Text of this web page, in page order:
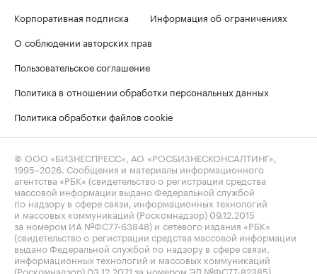
Корпоративная подписка
Информация об ограничениях
О соблюдении авторских прав
Пользовательское соглашение
Политика в отношении обработки персональных данных
Политика обработки файлов cookie
© ООО «БИЗНЕСПРЕСС», АО «РОСБИЗНЕСКОНСАЛТИНГ»,
1995–2026 . Сообщения и материалы информационного
агентства «РБК» (свидетельство о регистрации средства
массовой информации выдано Федеральной службой
по надзору в сфере связи, информационных технологий
и массовых коммуникаций (Роскомнадзор) 09.12.2015
за номером ИА №ФС77-63848) и сетевого издания «РБК»
(свидетельство о регистрации средства массовой информации
выдано Федеральной службой по надзору в сфере связи,
информационных технологий и массовых коммуникаций
(Роскомнадзор) 03.12.2021 за номером ЭЛ №ФС77-82385)